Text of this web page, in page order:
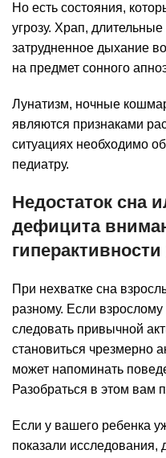
Но есть состояния,
угрозу. Храп,
затрудненное дыхание
на предмет сонного
Лунатизм, ночные
являются признаками
ситуациях необходимо
педиатру.
Недостаток сна
дефицита
При нехватке сна
разному. Если
следовать привычной
становиться чрезмерно
может напоминать
Разобраться в этом вам
Если у вашего ребенка
показали исследования,